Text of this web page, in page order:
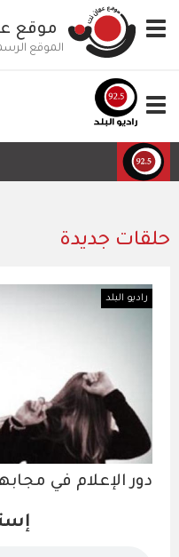
إلى
المحتوى
Toggle
navigation
موقع
الموقع
Toggle
navigation
حلقات جديدة
راديو البلد
دور الإعلام في